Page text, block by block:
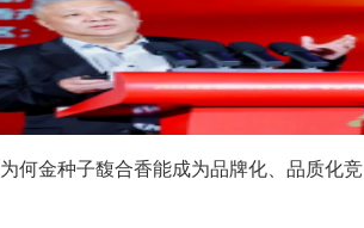
为何金种子馥合香能成为品牌化、品质化竞